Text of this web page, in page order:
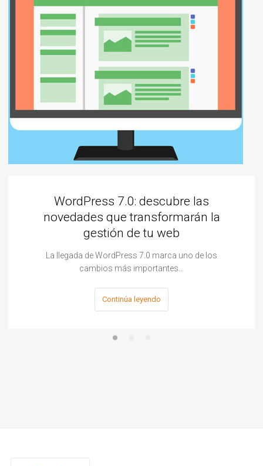
WordPress 7.0: descubre las
novedades que transformarán la
gestión de tu web
La llegada de WordPress 7.0 marca uno de los
cambios más importantes…
Continúa leyendo